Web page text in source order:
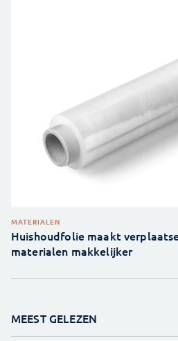
MATERIALEN
Huishoudfolie maakt
materialen makkelijker
MEEST GELEZEN